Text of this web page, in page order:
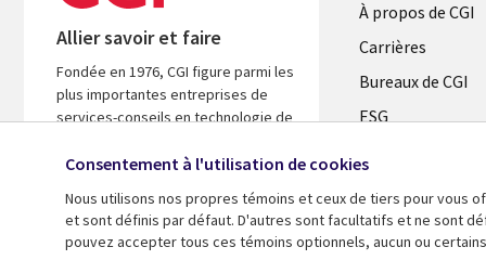
Allier savoir et faire
Fondée en 1976, CGI figure parmi les
plus importantes entreprises de
services-conseils en technologie de
au monde. Nous sommes guidés par
d’accélérer le rendement de vos
investissements.
Useful
links
CANADA
FR
À propos de CGI
Carrières
Bureaux de CGI
ESG
Consentement à l'utilisation de cookies
Nous utilisons nos propres témoins et ceux de tiers pour vous
et sont définis par défaut. D'autres sont facultatifs et ne sont
pouvez accepter tous ces témoins optionnels, aucun ou